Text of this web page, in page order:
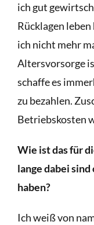
ich gut
Rücklagen
ich nicht mehr
Altersvorsorge
schaffe es
zu bezahlen.
Betriebskosten
Wie ist das für
lange dabei
haben?
Ich weiß von